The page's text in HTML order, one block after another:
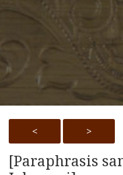
< >
[Paraphrasis